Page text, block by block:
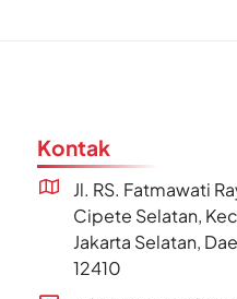
Kontak
Jl. RS. Fatmawati
Cipete Selatan,
Jakarta Selatan,
12410